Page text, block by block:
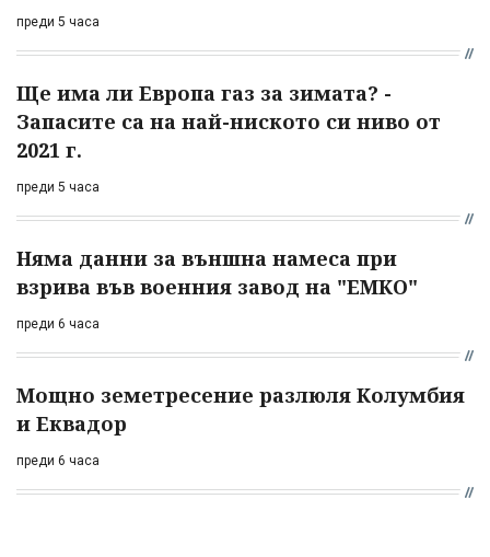
преди 5 часа
Ще има ли Европа газ за зимата? -
Запасите са на най-ниското си ниво от
2021 г.
преди 5 часа
Няма данни за външна намеса при
взрива във военния завод на "ЕМКО"
преди 6 часа
Мощно земетресение разлюля Колумбия
и Еквадор
преди 6 часа